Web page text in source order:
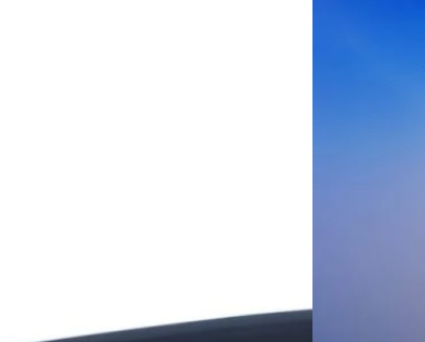
ด้านโครงข่ายแ
ด้านการผลิตร
กระบวนการผ
Private
วิเคราะห์ข้อมู
สำหรับภาคอุต
ไทย รวมถึงนัก
Tech Biz